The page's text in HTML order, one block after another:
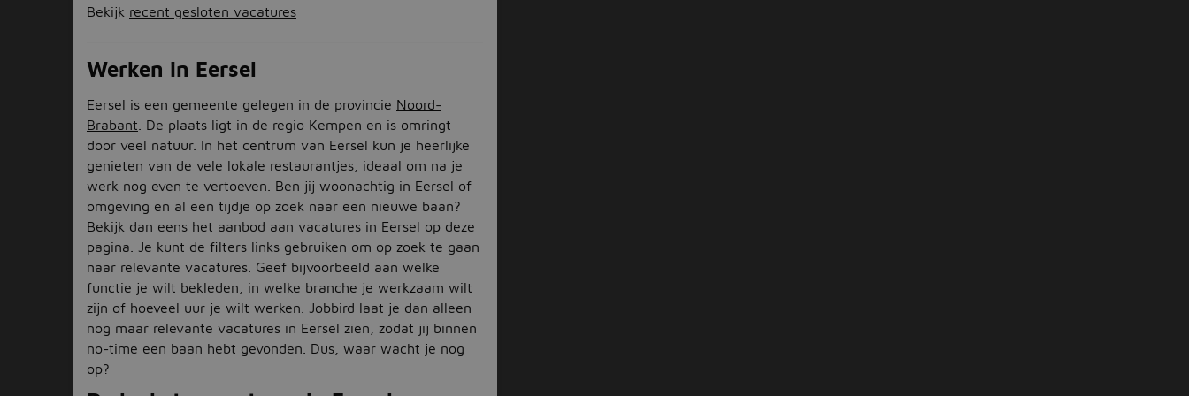
Bekijk recent gesloten vacatures
Werken in Eersel
Eersel is een gemeente gelegen in de provincie Noord-
Brabant . De plaats ligt in de regio Kempen en is omringt
door veel natuur. In het centrum van Eersel kun je heerlijke
genieten van de vele lokale restaurantjes, ideaal om na je
werk nog even te vertoeven. Ben jij woonachtig in Eersel of
omgeving en al een tijdje op zoek naar een nieuwe baan?
Bekijk dan eens het aanbod aan vacatures in Eersel op deze
pagina. Je kunt de filters links gebruiken om op zoek te gaan
naar relevante vacatures. Geef bijvoorbeeld aan welke
functie je wilt bekleden, in welke branche je werkzaam wilt
zijn of hoeveel uur je wilt werken. Jobbird laat je dan alleen
nog maar relevante vacatures in Eersel zien, zodat jij binnen
no-time een baan hebt gevonden. Dus, waar wacht je nog
op?